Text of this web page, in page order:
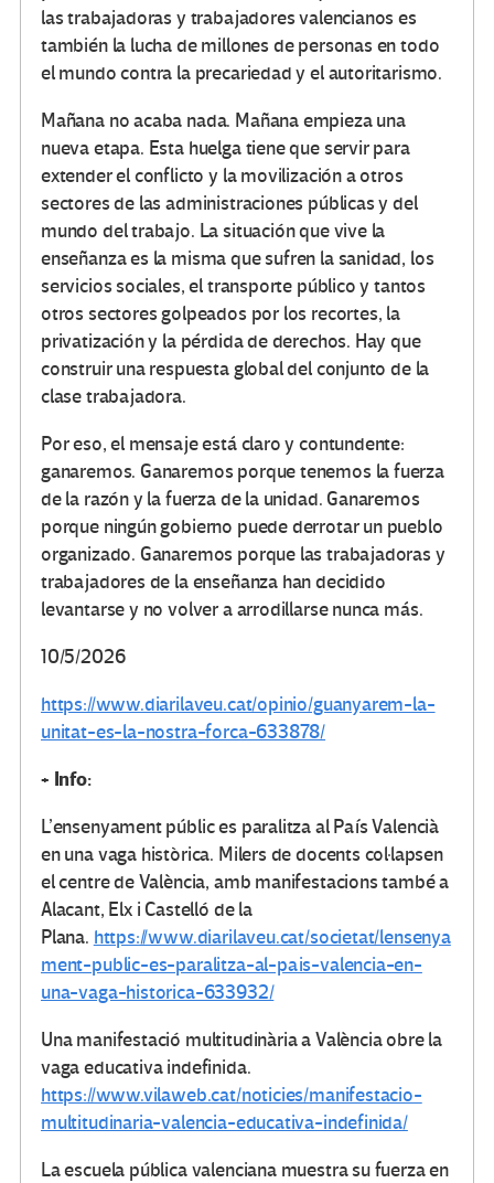
las trabajadoras y trabajadores valencianos es
también la lucha de millones de personas en todo
el mundo contra la precariedad y el autoritarismo.
Mañana no acaba nada. Mañana empieza una
nueva etapa. Esta huelga tiene que servir para
extender el conflicto y la movilización a otros
sectores de las administraciones públicas y del
mundo del trabajo. La situación que vive la
enseñanza es la misma que sufren la sanidad, los
servicios sociales, el transporte público y tantos
otros sectores golpeados por los recortes, la
privatización y la pérdida de derechos. Hay que
construir una respuesta global del conjunto de la
clase trabajadora.
Por eso, el mensaje está claro y contundente:
ganaremos. Ganaremos porque tenemos la fuerza
de la razón y la fuerza de la unidad. Ganaremos
porque ningún gobierno puede derrotar un pueblo
organizado. Ganaremos porque las trabajadoras y
trabajadores de la enseñanza han decidido
levantarse y no volver a arrodillarse nunca más.
10/5/2026
https://www.diarilaveu.cat/opinio/guanyarem-la-
unitat-es-la-nostra-forca-633878/
+ Info:
L’ensenyament públic es paralitza al País Valencià
en una vaga històrica. Milers de docents col·lapsen
el centre de València, amb manifestacions també a
Alacant, Elx i Castelló de la
Plana. https://www.diarilaveu.cat/societat/lensenya
ment-public-es-paralitza-al-pais-valencia-en-
una-vaga-historica-633932/
Una manifestació multitudinària a València obre la
vaga educativa indefinida.
https://www.vilaweb.cat/noticies/manifestacio-
multitudinaria-valencia-educativa-indefinida/
La escuela pública valenciana muestra su fuerza en